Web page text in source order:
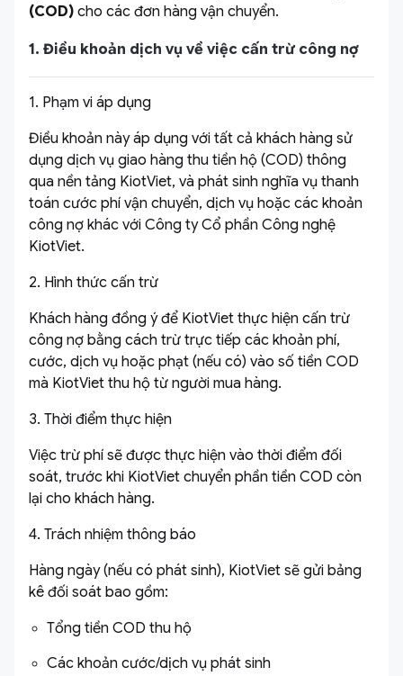
(COD) cho các đơn hàng vận chuyển.
1. Điều khoản dịch vụ về việc cấn trừ công nợ
1. Phạm vi áp dụng
Điều khoản này áp dụng với tất cả khách hàng sử
dụng dịch vụ giao hàng thu tiền hộ (COD) thông
qua nền tảng KiotViet, và phát sinh nghĩa vụ thanh
toán cước phí vận chuyển, dịch vụ hoặc các khoản
công nợ khác với Công ty Cổ phần Công nghệ
KiotViet.
2. Hình thức cấn trừ
Khách hàng đồng ý để KiotViet thực hiện cấn trừ
công nợ bằng cách trừ trực tiếp các khoản phí,
cước, dịch vụ hoặc phạt (nếu có) vào số tiền COD
mà KiotViet thu hộ từ người mua hàng.
3. Thời điểm thực hiện
Việc trừ phí sẽ được thực hiện vào thời điểm đối
soát, trước khi KiotViet chuyển phần tiền COD còn
lại cho khách hàng.
4. Trách nhiệm thông báo
Hàng ngày (nếu có phát sinh), KiotViet sẽ gửi bảng
kê đối soát bao gồm:
Tổng tiền COD thu hộ
Các khoản cước/dịch vụ phát sinh